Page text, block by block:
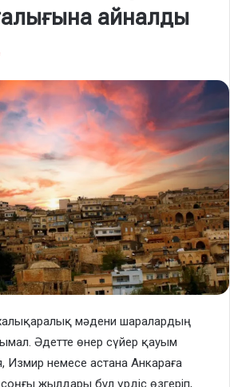
айналды
мәдени шаралардың
Әдетте өнер сүйер қауым
Измир немесе астана Анкараға
жылдары бұл үрдіс өзгеріп,